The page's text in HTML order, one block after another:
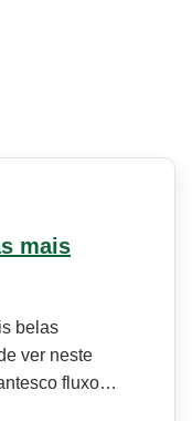
mais
belas
ver neste
fluxo…